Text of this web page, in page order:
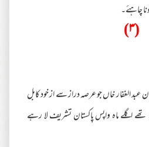
چاہئے۔
(۳)
عبد الغفار خاں جو عرصہ دراز سے از خود کابل
تھے اگلے ماہ واپس پاکستان تشریف لا رہے